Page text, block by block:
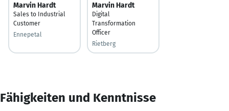
Marvin Hardt
Sales to Industrial
Customer
Ennepetal
Marvin Hardt
Digital
Transformation
Officer
Rietberg
Fähigkeiten und Kenntnisse